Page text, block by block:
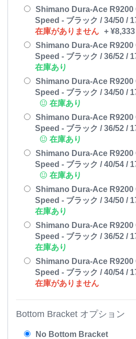
Shimano Dura-Ace R9200
Speed - ブラック / 34/50 /
在庫がありません + ¥8,333
Shimano Dura-Ace R9200
Speed - ブラック / 36/52 /
在庫あり
Shimano Dura-Ace R9200
Speed - ブラック / 34/50 /
在庫あり
Shimano Dura-Ace R9200
Speed - ブラック / 36/52 /
在庫あり
Shimano Dura-Ace R9200
Speed - ブラック / 40/54 /
在庫あり
Shimano Dura-Ace R9200
Speed - ブラック / 34/50 /
在庫あり
Shimano Dura-Ace R9200
Speed - ブラック / 36/52 /
在庫あり
Shimano Dura-Ace R9200
Speed - ブラック / 40/54 /
在庫がありません
Bottom Bracket オプション
No Bottom Bracket